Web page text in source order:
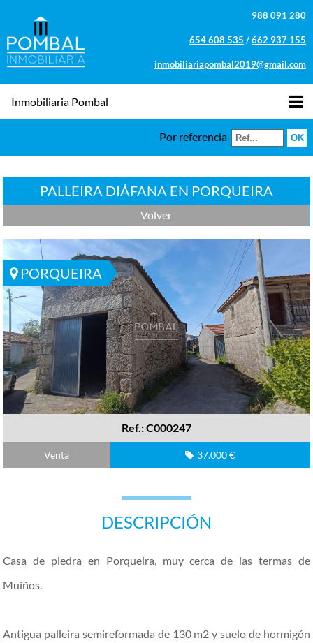
988 091 280
654 608 535 /662 937 155
inmobiliariapombal2019@gmail.com
Inmobiliaria Pombal
Por referencia
PALLEIRA DIÁFANA EN PORQUEIRA
Volver
PORQUEIRA
Ref.: C000247
Venta 37.000 €
DESCRIPCIÓN
Casa de piedra en Porqueira, muy cerca de las termas de
Muiños.
Antigua palleira semireformada de 130 m2 y suelo de hormigón